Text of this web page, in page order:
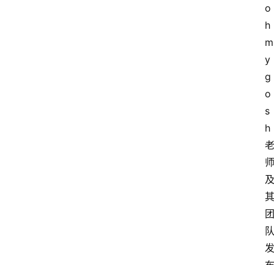
o
h
m
y
g
o
s
h
老
师
及
其
团
队
发